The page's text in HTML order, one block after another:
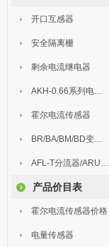
开口互感器
安全隔离栅
剩余电流继电器
AKH-0.66系列电流互感器
霍尔电流传感器
BR/BA/BM/BD变送器
AFL-T分流器/ARU浪涌保护器
产品价目表
霍尔电流传感器价格
电量传感器